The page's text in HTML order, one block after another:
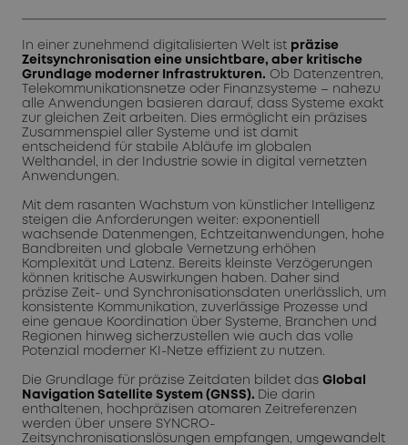
In einer zunehmend digitalisierten Welt ist präzise
Zeitsynchronisation eine unsichtbare, aber kritische
Grundlage moderner Infrastrukturen. Ob Datenzentren,
Telekommunikationsnetze oder Finanzsysteme – nahezu
alle Anwendungen basieren darauf, dass Systeme exakt
zur gleichen Zeit arbeiten. Dies ermöglicht ein präzises
Zusammenspiel aller Systeme und ist damit
entscheidend für stabile Abläufe im globalen
Welthandel, in der Industrie sowie in digital vernetzten
Anwendungen.
Mit dem rasanten Wachstum von künstlicher Intelligenz
steigen die Anforderungen weiter: exponentiell
wachsende Datenmengen, Echtzeitanwendungen, hohe
Bandbreiten und globale Vernetzung erhöhen
Komplexität und Latenz. Bereits kleinste Verzögerungen
können kritische Auswirkungen haben. Daher sind
präzise Zeit- und Synchronisationsdaten unerlässlich, um
konsistente Kommunikation, zuverlässige Prozesse und
eine genaue Koordination über Systeme, Branchen und
Regionen hinweg sicherzustellen wie auch das volle
Potenzial moderner KI-Netze effizient zu nutzen.
Die Grundlage für präzise Zeitdaten bildet das Global
Navigation Satellite System (GNSS).
Die darin
enthaltenen, hochpräzisen atomaren Zeitreferenzen
werden über unsere SYNCRO-
Zeitsynchronisationslösungen empfangen, umgewandelt